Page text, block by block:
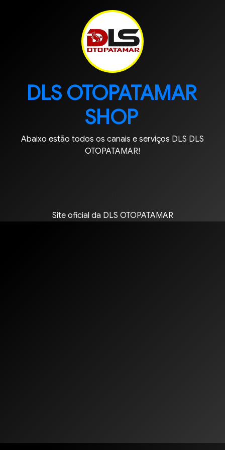
DLS OTOPATAMAR
SHOP
Abaixo estão todos os canais e serviços DLS DLS
OTOPATAMAR!
Site oficial da DLS OTOPATAMAR